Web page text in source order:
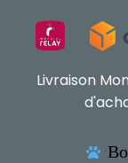
Livraison
